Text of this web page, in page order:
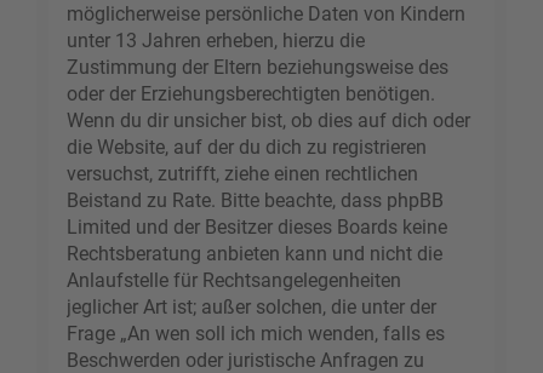
möglicherweise persönliche Daten von Kindern
unter 13 Jahren erheben, hierzu die
Zustimmung der Eltern beziehungsweise des
oder der Erziehungsberechtigten benötigen.
Wenn du dir unsicher bist, ob dies auf dich oder
die Website, auf der du dich zu registrieren
versuchst, zutrifft, ziehe einen rechtlichen
Beistand zu Rate. Bitte beachte, dass phpBB
Limited und der Besitzer dieses Boards keine
Rechtsberatung anbieten kann und nicht die
Anlaufstelle für Rechtsangelegenheiten
jeglicher Art ist; außer solchen, die unter der
Frage „An wen soll ich mich wenden, falls es
Beschwerden oder juristische Anfragen zu